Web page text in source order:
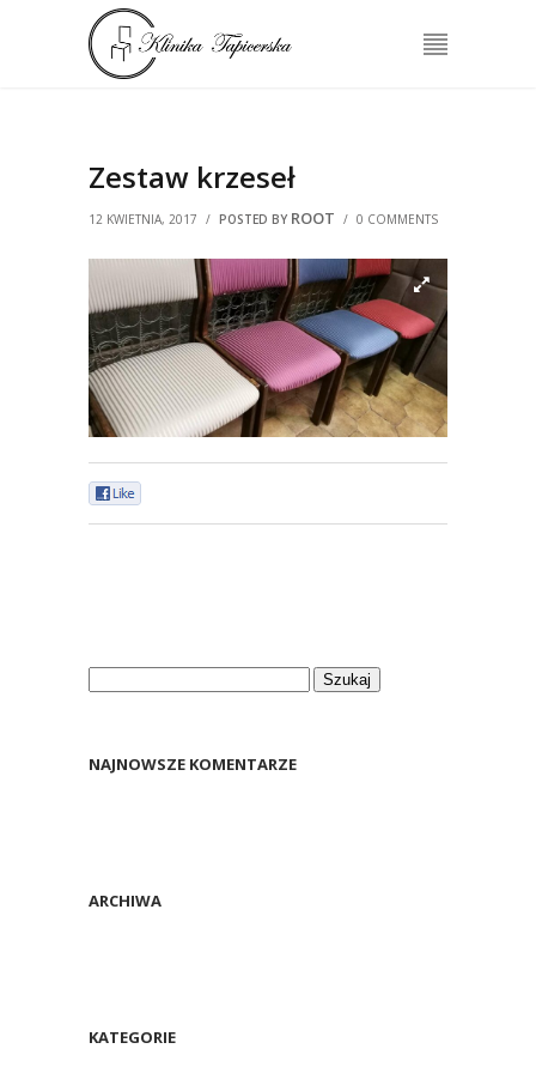
Zestaw krzeseł
12 KWIETNIA, 2017 / POSTED BY ROOT / 0 COMMENTS
NAJNOWSZE KOMENTARZE
ARCHIWA
KATEGORIE